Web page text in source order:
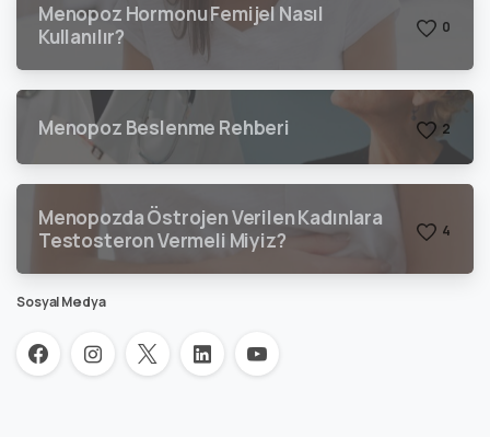
Menopoz Hormonu Femijel Nasıl
Kullanılır?
0
Menopoz Beslenme Rehberi 2
Menopozda Östrojen Verilen Kadınlara
Testosteron Vermeli Miyiz?
4
Sosyal Medya